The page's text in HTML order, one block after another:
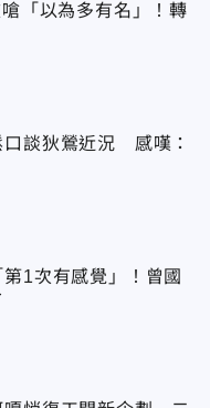
「以為多有名」！轉
口談狄鶯近況 感嘆：
1次有感覺」！曾國